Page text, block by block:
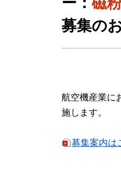
募集の
航空機産業に
施します。
募集案内は